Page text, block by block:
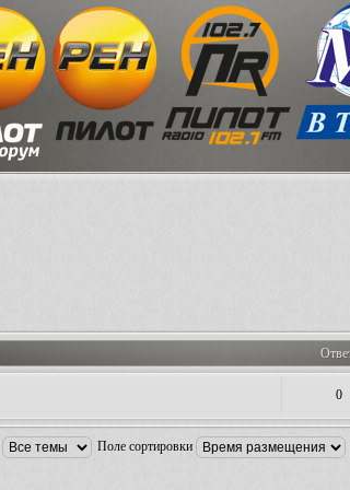
0
Поле сортировки